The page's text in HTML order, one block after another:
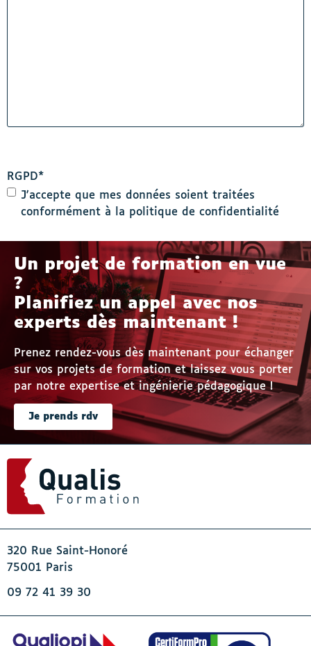
RGPD*
J'accepte que mes données soient traitées
conformément à la politique de confidentialité
Un projet de formation en vue
?
Planifiez un appel avec nos
experts dès maintenant !
Prenez rendez-vous dès maintenant pour échanger
sur vos projets de formation et laissez vous porter
par notre expertise et ingénierie pédagogique !
Je prends rdv
320 Rue Saint-Honoré
75001 Paris
09 72 41 39 30